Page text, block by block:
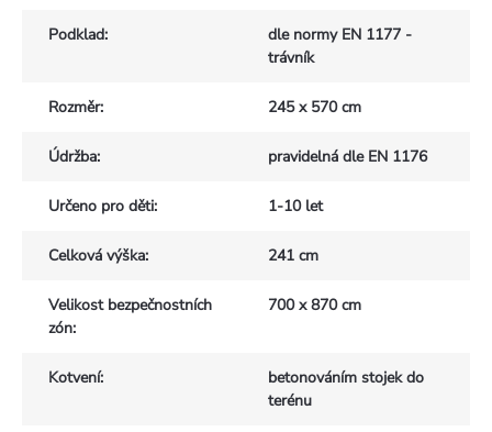
Podklad:
dle normy EN 1177 -
trávník
Rozměr: 245 x 570 cm
Údržba: pravidelná dle EN 1176
Určeno pro děti: 1-10 let
Celková výška: 241 cm
Velikost bezpečnostních
zón:
700 x 870 cm
Kotvení:
betonováním stojek do
terénu